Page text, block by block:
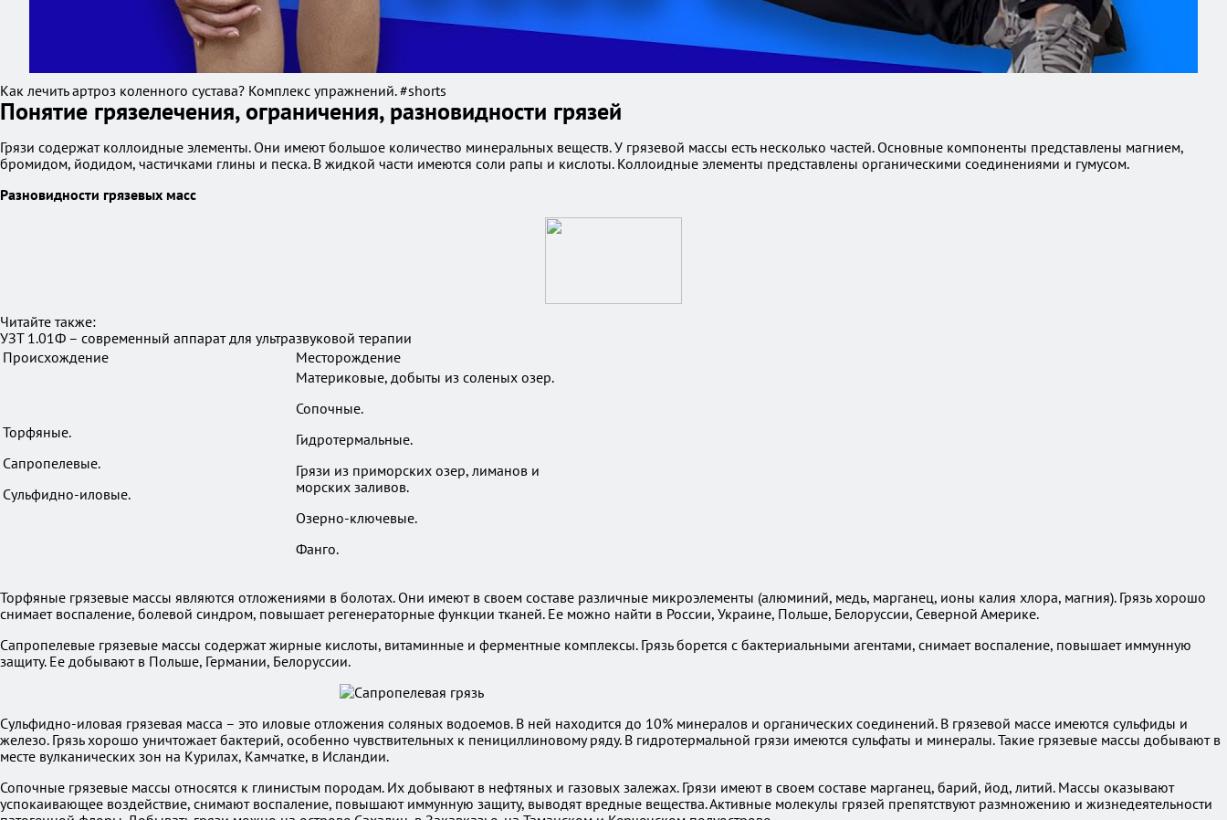
Как лечить артроз коленного сустава? Комплекс упражнений. #shorts
Понятие грязелечения, ограничения, разновидности грязей
Грязи содержат коллоидные элементы. Они имеют большое количество минеральных веществ. У грязевой массы есть несколько частей. Основные компоненты представлены магнием,
бромидом, йодидом, частичками глины и песка. В жидкой части имеются соли рапы и кислоты. Коллоидные элементы представлены органическими соединениями и гумусом.
Разновидности грязевых масс
Читайте также:
УЗТ 1.01Ф – современный аппарат для ультразвуковой терапии
Происхождение
Месторождение
Торфяные.
Сапропелевые.
Сульфидно-иловые.
Материковые, добыты из соленых озер.
Сопочные.
Гидротермальные.
Грязи из приморских озер, лиманов и
морских заливов.
Озерно-ключевые.
Фанго.
Торфяные грязевые массы являются отложениями в болотах. Они имеют в своем составе различные микроэлементы (алюминий, медь, марганец, ионы калия хлора, магния). Грязь хорошо
снимает воспаление, болевой синдром, повышает регенераторные функции тканей. Ее можно найти в России, Украине, Польше, Белоруссии, Северной Америке.
Сапропелевые грязевые массы содержат жирные кислоты, витаминные и ферментные комплексы. Грязь борется с бактериальными агентами, снимает воспаление, повышает иммунную
защиту. Ее добывают в Польше, Германии, Белоруссии.
Сульфидно-иловая грязевая масса – это иловые отложения соляных водоемов. В ней находится до 10% минералов и органических соединений. В грязевой массе имеются сульфиды и
железо. Грязь хорошо уничтожает бактерий, особенно чувствительных к пенициллиновому ряду. В гидротермальной грязи имеются сульфаты и минералы. Такие грязевые массы добывают в
месте вулканических зон на Курилах, Камчатке, в Исландии.
Сопочные грязевые массы относятся к глинистым породам. Их добывают в нефтяных и газовых залежах. Грязи имеют в своем составе марганец, барий, йод, литий. Массы оказывают
успокаивающее воздействие, снимают воспаление, повышают иммунную защиту, выводят вредные вещества. Активные молекулы грязей препятствуют размножению и жизнедеятельности